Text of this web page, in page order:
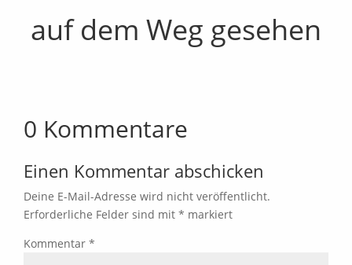
auf dem Weg gesehen
0 Kommentare
Einen Kommentar abschicken
Deine E-Mail-Adresse wird nicht veröffentlicht.
Erforderliche Felder sind mit * markiert
Kommentar *